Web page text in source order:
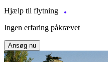
Hjælp til flytning
Ingen erfaring påkrævet
Ansøg nu